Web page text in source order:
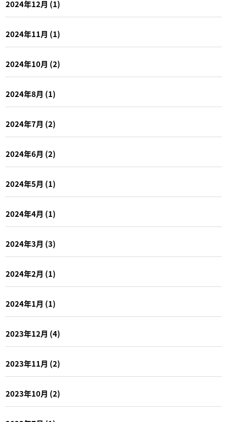
2024年12月 (1)
2024年11月 (1)
2024年10月 (2)
2024年8月 (1)
2024年7月 (2)
2024年6月 (2)
2024年5月 (1)
2024年4月 (1)
2024年3月 (3)
2024年2月 (1)
2024年1月 (1)
2023年12月 (4)
2023年11月 (2)
2023年10月 (2)